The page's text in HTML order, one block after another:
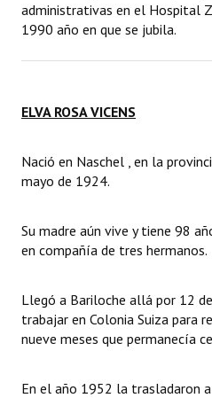
administrativas en el Hospital
1990 año en que se jubila.
ELVA ROSA VICENS
Nació en Naschel , en la
mayo de 1924.
Su madre aún vive y tiene 98
en compañía de tres hermanos.
Llegó a Bariloche allá por 12
trabajar en Colonia Suiza para
nueve meses que permanecía
En el año 1952 la trasladaron